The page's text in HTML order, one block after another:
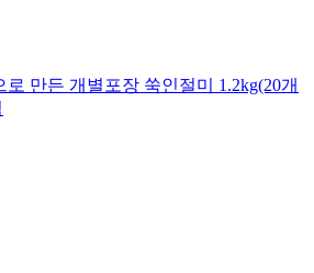
로 만든 개별포장 쑥인절미 1.2kg(20개